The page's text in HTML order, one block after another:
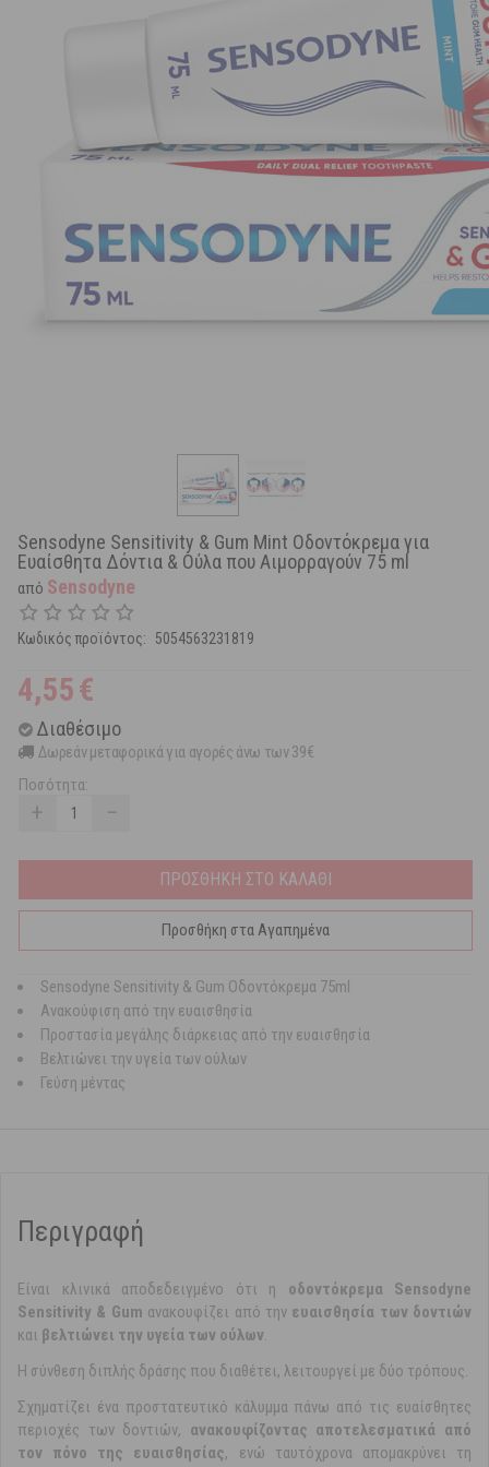
Sensodyne Sensitivity & Gum Mint Οδοντόκρεμα για
Ευαίσθητα Δόντια & Ούλα που Αιμορραγούν 75 ml
από Sensodyne
Κωδικός προϊόντος: 5054563231819
4,55€
Διαθέσιμο
Δωρεάν μεταφορικά για αγορές άνω των 39€
Ποσότητα:
+ −
ΠΡΟΣΘΗΚΗ ΣΤΟ ΚΑΛΑΘΙ
Προσθήκη στα Αγαπημένα
Sensodyne Sensitivity & Gum Οδοντόκρεμα 75ml
Ανακούφιση από την ευαισθησία
Προστασία μεγάλης διάρκειας από την ευαισθησία
Βελτιώνει την υγεία των ούλων
Γεύση μέντας
Περιγραφή
Είναι κλινικά αποδεδειγμένο ότι η οδοντόκρεμα Sensodyne
Sensitivity & Gum ανακουφίζει από τηνευαισθησία των δοντιών
και βελτιώνει την υγεία των ούλων.
Η σύνθεση διπλής δράσης που διαθέτει, λειτουργεί με δύο τρόπους.
Σχηματίζει ένα προστατευτικό κάλυμμα πάνω από τις ευαίσθητες
περιοχές των δοντιών, ανακουφίζοντας αποτελεσματικά από
τον πόνο της ευαισθησίας, ενώ ταυτόχρονα απομακρύνει τη